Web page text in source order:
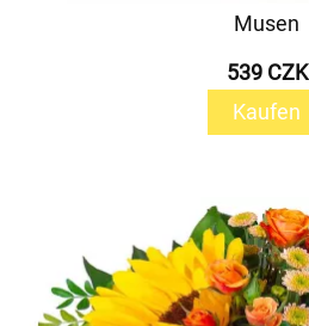
Musen
539 CZK
Kaufen